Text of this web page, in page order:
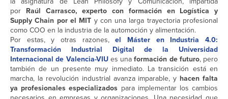
por Raúl Carrasco, experto con formación en Logística y
Supply Chain por el MIT y con una larga trayectoria profesional
como COO en la industria de la automoción y alimentación.
Por estas, y otras razones,el Máster en Industria 4.0:
Transformación Industrial Digital de la Universidad
Internacional de Valencia-VIUes unaformación de futuro, pero
también de un presente muy inmediato. La transición está en
marcha, la revolución industrial avanza imparable, y hacen falta
ya profesionales especializados para implementar los cambios